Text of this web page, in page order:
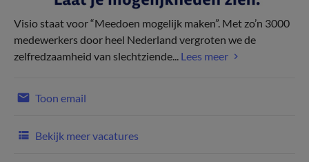
Visio staat voor “Meedoen mogelijk maken”. Met zo’n 3000
medewerkers door heel Nederland vergroten we de
zelfredzaamheid van slechtziende... Lees meer
Toon email
Bekijk meer vacatures